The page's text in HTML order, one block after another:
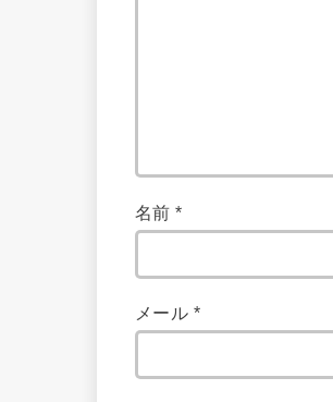
名前*
メール *